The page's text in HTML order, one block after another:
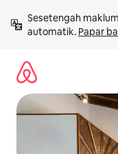
kandungan
Sesetengah
automatik. Papar